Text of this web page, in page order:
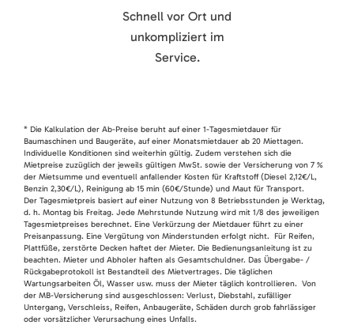
Schnell vor Ort und
unkompliziert im
Service.
* Die Kalkulation der Ab-Preise beruht auf einer 1-Tagesmietdauer für
Baumaschinen und Baugeräte, auf einer Monatsmietdauer ab 20 Miettagen.
Individuelle Konditionen sind weiterhin gültig. Zudem verstehen sich die
Mietpreise zuzüglich der jeweils gültigen MwSt. sowie der Versicherung von 7 %
der Mietsumme und eventuell anfallender Kosten für Kraftstoff (Diesel 2,12€/L,
Benzin 2,30€/L), Reinigung ab 15 min (60€/Stunde) und Maut für Transport.
Der Tagesmietpreis basiert auf einer Nutzung von 8 Betriebsstunden je Werktag,
d. h. Montag bis Freitag. Jede Mehrstunde Nutzung wird mit 1/8 des jeweiligen
Tagesmietpreises berechnet. Eine Verkürzung der Mietdauer führt zu einer
Preisanpassung. Eine Vergütung von Minderstunden erfolgt nicht. Für Reifen,
Plattfüße, zerstörte Decken haftet der Mieter. Die Bedienungsanleitung ist zu
beachten. Mieter und Abholer haften als Gesamtschuldner. Das Übergabe- /
Rückgabeprotokoll ist Bestandteil des Mietvertrages. Die täglichen
Wartungsarbeiten Öl, Wasser usw. muss der Mieter täglich kontrollieren. Von
der MB-Versicherung sind ausgeschlossen: Verlust, Diebstahl, zufälliger
Untergang, Verschleiss, Reifen, Anbaugeräte, Schäden durch grob fahrlässiger
oder vorsätzlicher Verursachung eines Unfalls.